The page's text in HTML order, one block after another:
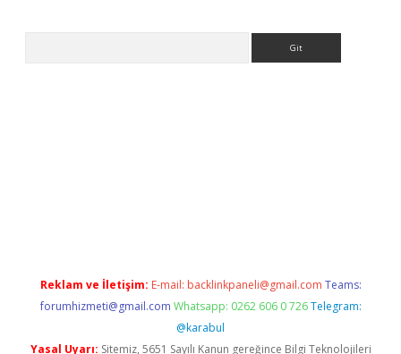
Reklam ve İletişim: E-mail: backlinkpaneli@gmail.com Teams:
forumhizmeti@gmail.com Whatsapp: 0262 606 0 726 Telegram:
@karabul
Yasal Uyarı: Sitemiz, 5651 Sayılı Kanun gereğince Bilgi Teknolojileri